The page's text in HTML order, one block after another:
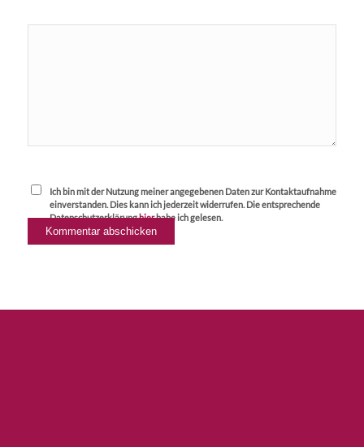
Ich bin mit der Nutzung meiner angegebenen Daten zur Kontaktaufnahme
einverstanden. Dies kann ich jederzeit widerrufen. Die entsprechende
Datenschutzerklärunghierhabe ich gelesen.